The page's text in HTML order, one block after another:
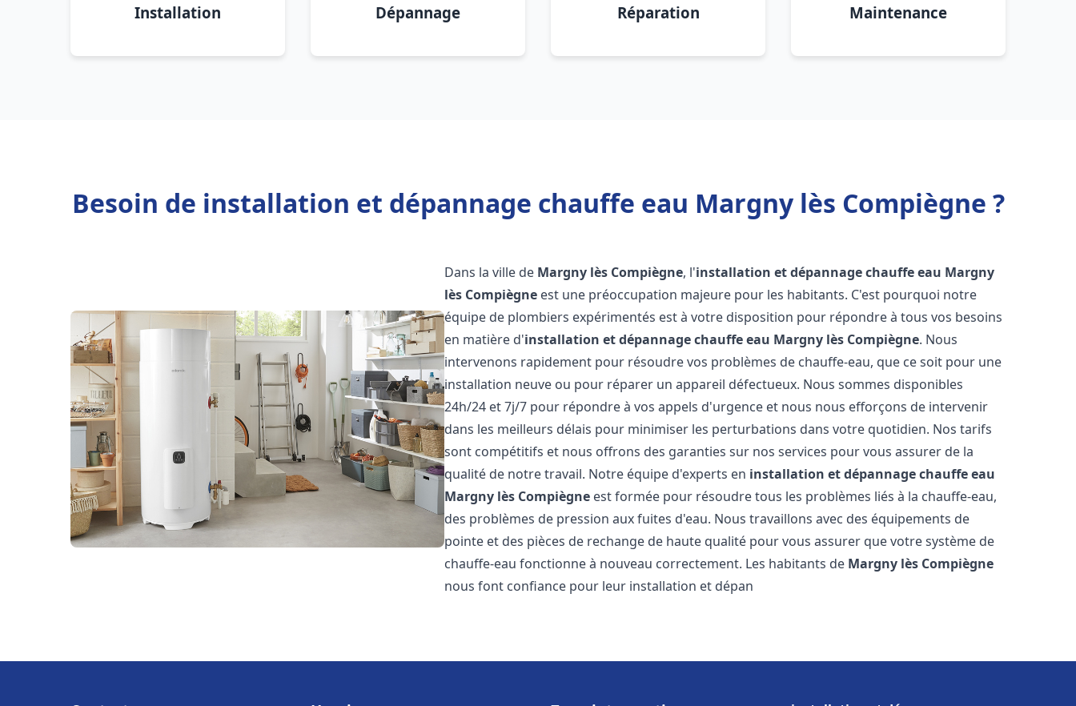
Installation Dépannage Réparation Maintenance
Besoin de installation et dépannage chauffe eau Margny lès Compiègne ?
Dans la ville de Margny lès Compiègne, l'installation et dépannage chauffe eau Margny
lès Compiègne est une préoccupation majeure pour les habitants. C'est pourquoi notre
équipe de plombiers expérimentés est à votre disposition pour répondre à tous vos besoins
en matière d'installation et dépannage chauffe eau Margny lès Compiègne. Nous
intervenons rapidement pour résoudre vos problèmes de chauffe-eau, que ce soit pour une
installation neuve ou pour réparer un appareil défectueux. Nous sommes disponibles
24h/24 et 7j/7 pour répondre à vos appels d'urgence et nous nous efforçons de intervenir
dans les meilleurs délais pour minimiser les perturbations dans votre quotidien. Nos tarifs
sont compétitifs et nous offrons des garanties sur nos services pour vous assurer de la
qualité de notre travail. Notre équipe d'experts en installation et dépannage chauffe eau
Margny lès Compiègne est formée pour résoudre tous les problèmes liés à la chauffe-eau,
des problèmes de pression aux fuites d'eau. Nous travaillons avec des équipements de
pointe et des pièces de rechange de haute qualité pour vous assurer que votre système de
chauffe-eau fonctionne à nouveau correctement. Les habitants de Margny lès Compiègne
nous font confiance pour leur installation et dépan